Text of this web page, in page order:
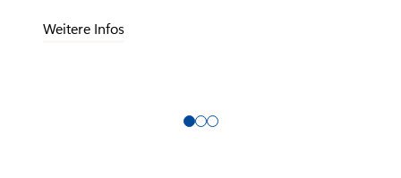
Weitere Infos